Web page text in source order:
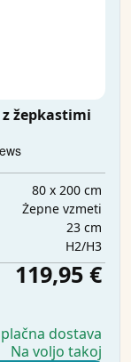
žepkastimi
80 x 200 cm
Žepne vzmeti
23 cm
H2/H3
119,95 €
dostava
Na voljo takoj